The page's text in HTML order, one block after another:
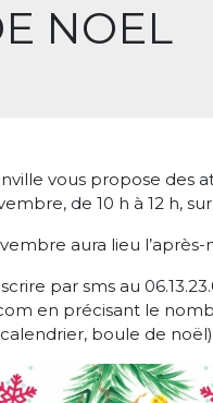
NOEL
vous propose des
de 10 h à 12 h,
aura lieu l’après-
par sms au
en précisant le
boule de noël)